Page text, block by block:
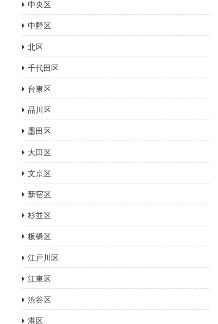
中央区
中野区
北区
千代田区
台東区
品川区
墨田区
大田区
文京区
新宿区
杉並区
板橋区
江戸川区
江東区
渋谷区
港区